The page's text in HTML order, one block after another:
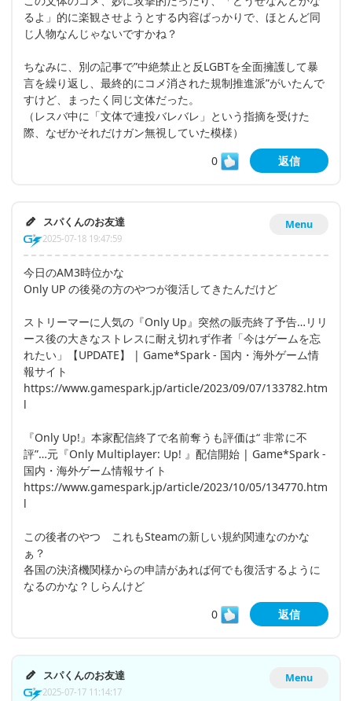
るよ」的に楽観させようとする内容ばっかりで、ほとんど同
じ人物なんじゃないですかね？
ちなみに、別の記事で”中絶禁止と反LGBTを全面擁護して暴
言を繰り返し、最終的にコメ消された規制推進派”がいたんで
すけど、まったく同じ文体だった。
（レスバ中に「文体で連投バレバレ」という指摘を受けた
際、なぜかそれだけガン無視していた模様）
0
返信
Menu
スパくんのお友達
2025-07-18 19:47:59
今日のAM3時位かな
Only UP の後発の方のやつが復活してきたんだけど
ストリーマーに人気の『Only Up』突然の販売終了予告…リリ
ース後の大きなストレスに耐え切れず作者「今はゲームを忘
れたい」【UPDATE】 | Game*Spark - 国内・海外ゲーム情
報サイト
https://www.gamespark.jp/article/2023/09/07/133782.htm
l
『Only Up!』本家配信終了で名前奪うも評価は“ 非常に不
評”…元『Only Multiplayer: Up! 』配信開始 | Game*Spark -
国内・海外ゲーム情報サイト
https://www.gamespark.jp/article/2023/10/05/134770.htm
l
この後者のやつ これもSteamの新しい規約関連なのかな
ぁ？
各国の決済機関様からの申請があれば何でも復活するように
なるのかな？しらんけど
0
返信
Menu
スパくんのお友達
2025-07-17 11:14:17